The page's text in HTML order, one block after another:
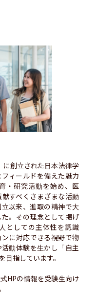
創立された日本法律学
ィールドを備えた魅力
・研究活動を始め、医
すべくさまざまな活動
以来、進取の精神で大
。その理念として掲げ
としての主体性を認識
に対応できる視野で物
動体験を生かし「自主
指しています。
HPの情報を受験生向け